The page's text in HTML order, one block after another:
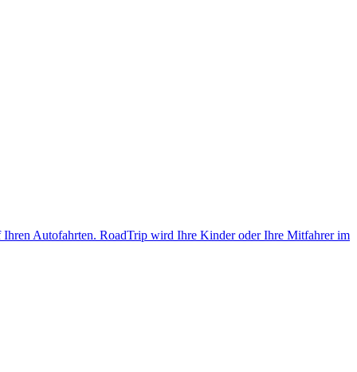
Autofahrten. RoadTrip wird Ihre Kinder oder Ihre Mitfahrer im